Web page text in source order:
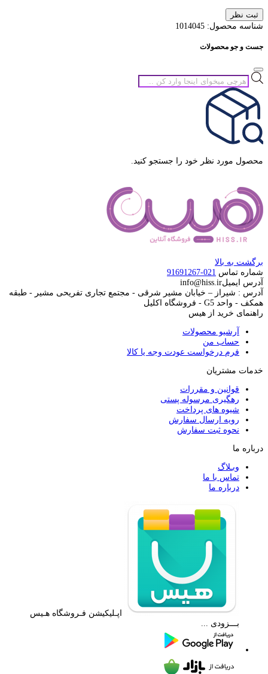
ثبت نظر
شناسه محصول: 1014045
جست و جو محصولات
جستجوی
محصولات
محصول مورد نظر خود را جستجو کنید.
برگشت به بالا
شماره تماس 021-91691267
آدرس ایمیلinfo@hiss.ir
آدرس : شیراز – خیابان مشیر شرقی - مجتمع تجاری تفریحی مشیر - طبقه
همکف - واحد G5 - فروشگاه اکلیل
راهنمای خرید از هیس
آرشیو محصولات
حساب من
فرم درخواست عودت وجه یا کالا
خدمات مشتریان
قوانین و مقررات
رهگیری مرسوله پستی
شیوه های پرداخت
رویه ارسال سفارش
نحوه ثبت سفارش
درباره ما
وبـلاگ
تماس با ما
درباره ما
اپـلیکیشن فـروشگاه هـیس
بـــزودی ...